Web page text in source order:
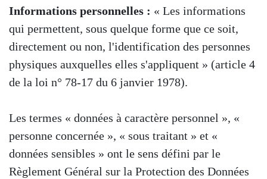
Informations personnelles : « Les informations
qui permettent, sous quelque forme que ce soit,
directement ou non, l'identification des personnes
physiques auxquelles elles s'appliquent » (article 4
de la loi n° 78-17 du 6 janvier 1978).
Les termes « données à caractère personnel », «
personne concernée », « sous traitant » et «
données sensibles » ont le sens défini par le
Règlement Général sur la Protection des Données